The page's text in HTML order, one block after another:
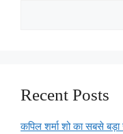
Recent Posts
कपिल शर्मा शो का सबसे